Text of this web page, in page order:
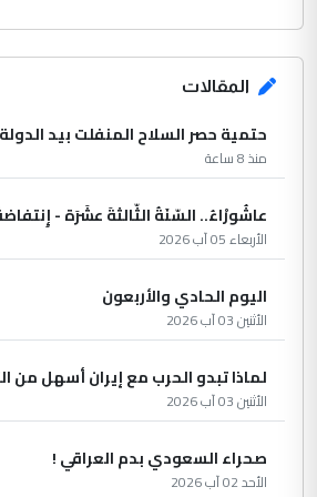
المقالات
حتمية حصر السلاح المنفلت بيد
منذ 8 ساعة
عاشُورْاءُ.. السّنَةُ الثّالثةَ عشَرَة -
الأربعاء 05 آب 2026
اليوم الحادي والأربعون
الأثنين 03 آب 2026
لماذا تبدو الحرب مع إيران أسهل من
الأثنين 03 آب 2026
صحراء السعودي بدم العراقي !
الأحد 02 آب 2026